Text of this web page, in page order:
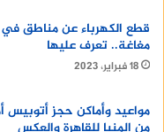
قطع الكهرباء عن مناطق في
مغاغة.. تعرف عليها
18 فبراير، 2023
مواعيد وأماكن حجز أتوبيس